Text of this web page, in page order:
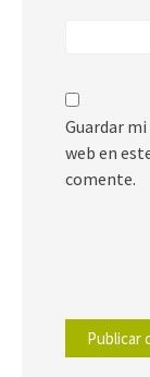
Guardar
web en
comente.